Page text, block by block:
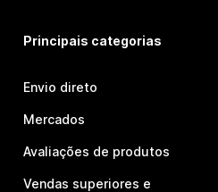
Principais categorias
Envio direto
Mercados
Avaliações de produtos
Vendas superiores e